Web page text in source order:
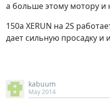
а больше этому мотору и
150а XERUN на 2S
дает сильную просадку и
kabuum
May 2014